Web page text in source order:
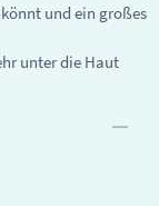
und ein großes
unter die Haut